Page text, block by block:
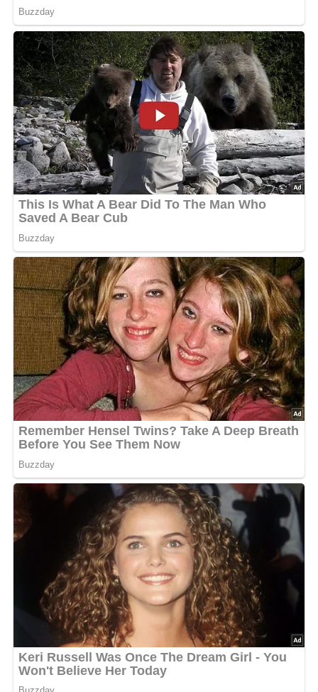
Anzahl der Portionen
Das Rezept ergibt etwa 6 Gläser Konfitüre (je nach Größe
der Gläser).
Zutaten
900 g schwarze Johannisbeeren
560 ml Wasser
1125 g Zucker
Kennst du schon unser tolles DDR-Quiz?
noch alles über die DDR?
Zubereitung
Die Johannisbeeren waschen und entstielen.
Die Beeren in einen Topf mit festem Boden geben und
das Wasser zugießen.
Die Mischung bei kleiner Flamme etwa 1 Stunde
köcheln lassen, bis die Beeren aufplatzen und ihren
Saft freigeben.
Den Zucker in der Zwischenzeit warm stellen (z.B. in
einem vorgeheizten Ofen bei niedriger Temperatur).
Den Zucker nach der Kochzeit in den Topf geben und
die Hitze erhöhen. Die Konfitüre unter ständigem
Rühren etwa 25 bis 35 Minuten bei starker Hitze
einkochen lassen.
Um zu testen, ob die Konfitüre die richtige Konsistenz
hat, einen Klecks auf eine kalte Untertasse geben.
Wenn sich die Konfitüre nach kurzer Zeit kräuselt, wenn
man sie mit dem Finger schiebt, ist sie fertig.
Die heiße Konfitüre in saubere, trockene Gläser füllen
und sofort verschließen.
Zubereitungszeit